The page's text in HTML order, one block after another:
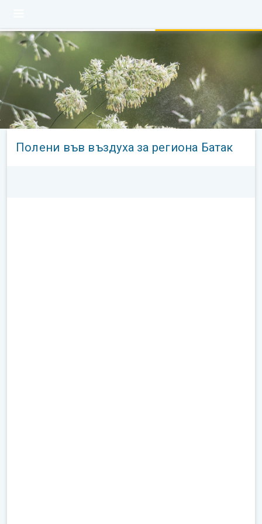
Полени във въздуха за региона Батак